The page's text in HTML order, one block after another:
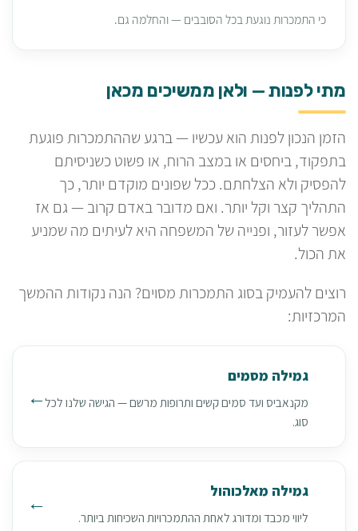
כי התמכרות נוגעת בכל הסובבים — והחלמה גם.
מתי לפנות — ולאן ממשיכים מכאן
הזמן הנכון לפנות הוא עכשיו — ברגע שההתמכרות פוגעת
בתפקוד, ביחסים או במצב הרוח, או פשוט כשניסיתם
להפסיק ולא הצלחתם. ככל שפונים מוקדם יותר, כך
התהליך קצר וקל יותר. ואם מדובר באדם קרוב — גם אז
אפשר לעזור, ופנייה של המשפחה היא לעיתים מה שמניע
את הכול.
רוצים להעמיק בסוג התמכרות מסוים? הנה נקודות ההמשך
המרכזיות:
גמילה מסמים
מקנאביס ועד סמים קשים ותרופות מרשם — הגישה שלנו לכל
סוג.
גמילה מאלכוהול
ליווי מכבד ומדורג לאחת ההתמכרויות השכיחות ביותר.